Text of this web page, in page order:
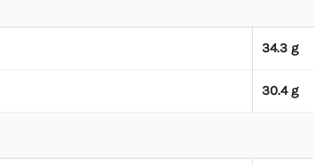
34.3 g
30.4 g